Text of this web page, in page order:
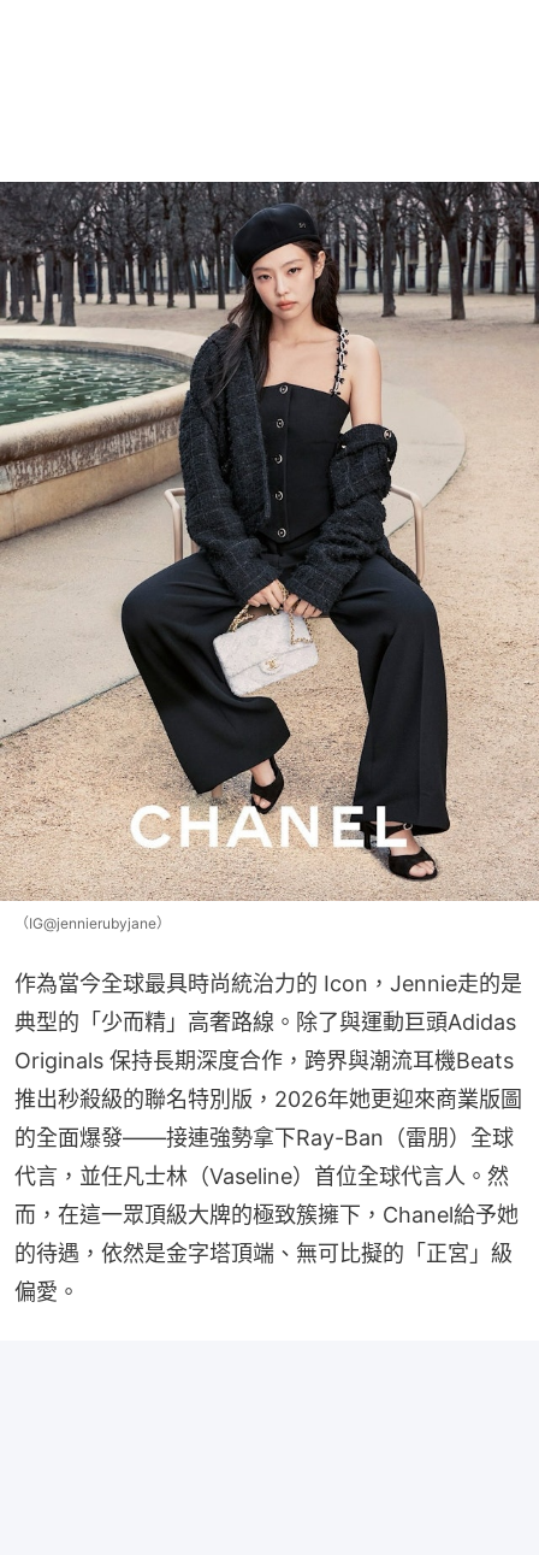
（IG@jennierubyjane）
作為當今全球最具時尚統治力的 Icon，Jennie走的是
典型的「少而精」高奢路線。除了與運動巨頭Adidas
Originals 保持長期深度合作，跨界與潮流耳機Beats
推出秒殺級的聯名特別版，2026年她更迎來商業版圖
的全面爆發——接連強勢拿下Ray-Ban（雷朋）全球
代言，並任凡士林（Vaseline）首位全球代言人。然
而，在這一眾頂級大牌的極致簇擁下，Chanel給予她
的待遇，依然是金字塔頂端、無可比擬的「正宮」級
偏愛。